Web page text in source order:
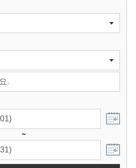
~